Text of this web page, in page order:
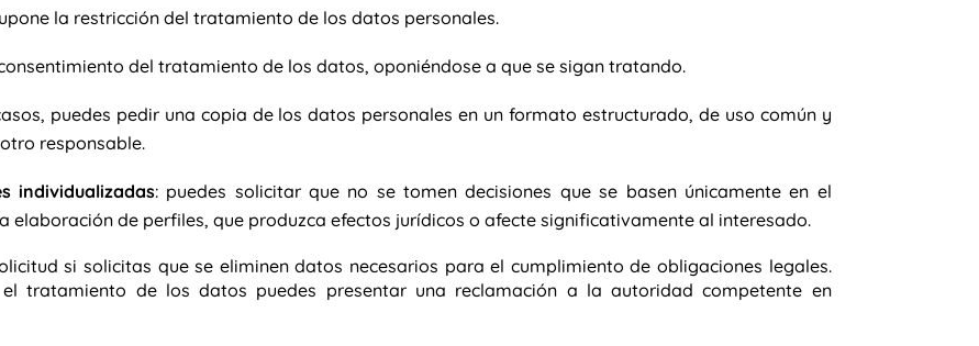
la restricción del tratamiento de los datos personales.
del tratamiento de los datos, oponiéndose a que se sigan tratando.
puedes pedir una copia de los datos personales en un formato estructurado, de uso común y
responsable.
individualizadas: puedes solicitar que no se tomen decisiones que se basen únicamente en el
de perfiles, que produzca efectos jurídicos o afecte significativamente al interesado.
si solicitas que se eliminen datos necesarios para el cumplimiento de obligaciones legales.
tratamiento de los datos puedes presentar una reclamación a la autoridad competente en